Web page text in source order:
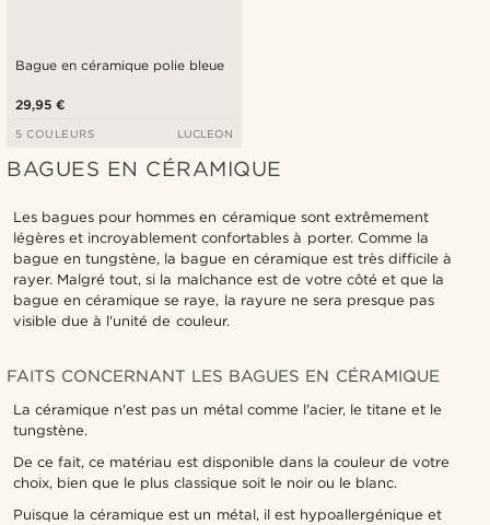
Bague en céramique polie bleue
29,95 €
5 COULEURS LUCLEON
BAGUES EN CÉRAMIQUE
Les bagues pour hommes en céramique sont extrêmement
légères et incroyablement confortables à porter. Comme la
bague en tungstène, la bague en céramique est très difficile à
rayer. Malgré tout, si la malchance est de votre côté et que la
bague en céramique se raye, la rayure ne sera presque pas
visible due à l'unité de couleur.
FAITS CONCERNANT LES BAGUES EN CÉRAMIQUE
La céramique n'est pas un métal comme l'acier, le titane et le
tungstène.
De ce fait, ce matériau est disponible dans la couleur de votre
choix, bien que le plus classique soit le noir ou le blanc.
Puisque la céramique est un métal, il est hypoallergénique et